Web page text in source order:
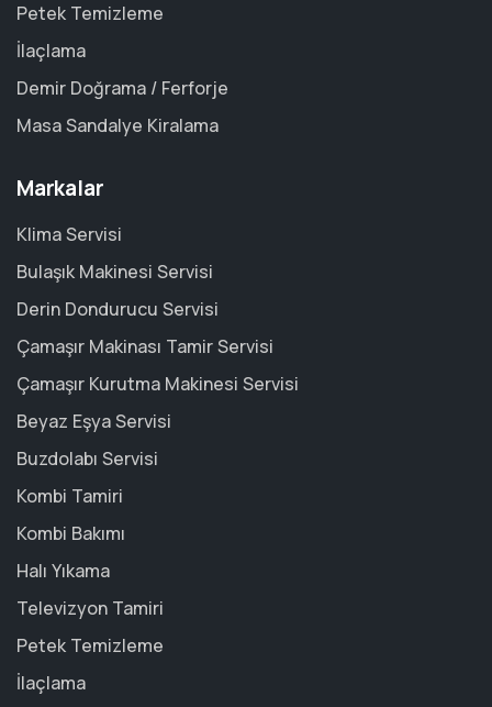
Petek Temizleme
İlaçlama
Demir Doğrama / Ferforje
Masa Sandalye Kiralama
Markalar
Klima Servisi
Bulaşık Makinesi Servisi
Derin Dondurucu Servisi
Çamaşır Makinası Tamir Servisi
Çamaşır Kurutma Makinesi Servisi
Beyaz Eşya Servisi
Buzdolabı Servisi
Kombi Tamiri
Kombi Bakımı
Halı Yıkama
Televizyon Tamiri
Petek Temizleme
İlaçlama